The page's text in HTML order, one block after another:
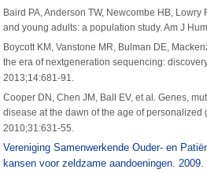
Baird PA, Anderson TW, Newcombe HB,
and young adults: a population study. Am J
Boycott KM, Vanstone MR, Bulman DE,
the era of nextgeneration sequencing:
2013;14:681-91.
Cooper DN, Chen JM, Ball EV, et al. Genes,
disease at the dawn of the age of personalized
2010;31:631-55.
Vereniging Samenwerkende Ouder- en
kansen voor zeldzame aandoeningen. 2009.